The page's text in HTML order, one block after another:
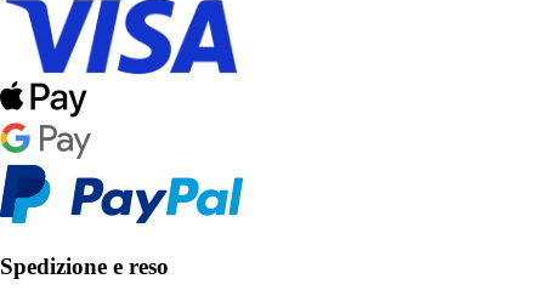
Spedizione e reso